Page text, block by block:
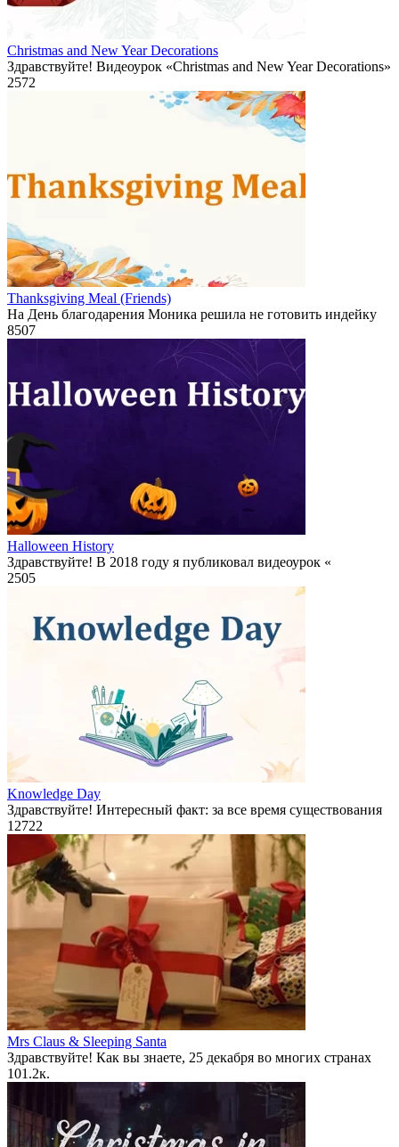
Christmas and New Year Decorations
Здравствуйте! Видеоурок «Christmas and New Year Decorations»
2572
Thanksgiving Meal (Friends)
На День благодарения Моника решила не готовить индейку
8507
Halloween History
Здравствуйте! В 2018 году я публиковал видеоурок «
2505
Knowledge Day
Здравствуйте! Интересный факт: за все время существования
12722
Mrs Claus & Sleeping Santa
Здравствуйте! Как вы знаете, 25 декабря во многих странах
101.2к.